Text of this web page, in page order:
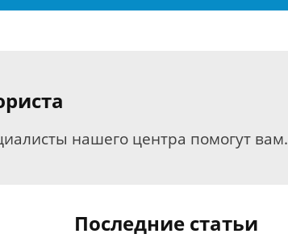
нашего центра помогут вам.
Последние статьи